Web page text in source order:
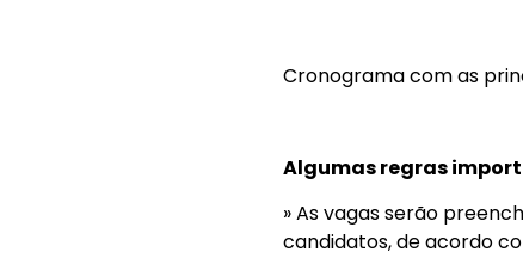
Cronograma com as
Algumas regras
» As vagas serão
candidatos, de acordo